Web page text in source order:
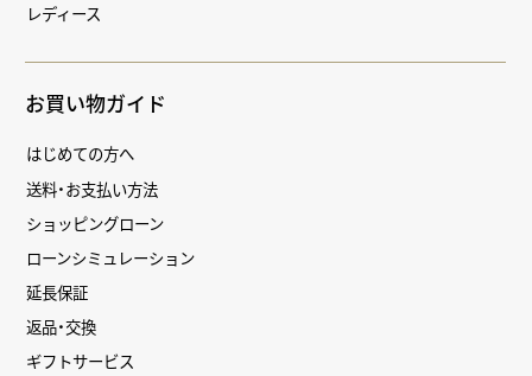
レディース
お買い物ガイド
はじめての方へ
送料・お支払い方法
ショッピングローン
ローンシミュレーション
延長保証
返品・交換
ギフトサービス